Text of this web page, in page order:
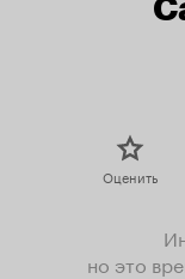
Оценить
но это